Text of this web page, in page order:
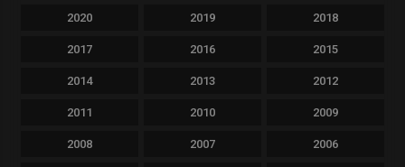
2020 2019 2018
2017 2016 2015
2014 2013 2012
2011 2010 2009
2008 2007 2006